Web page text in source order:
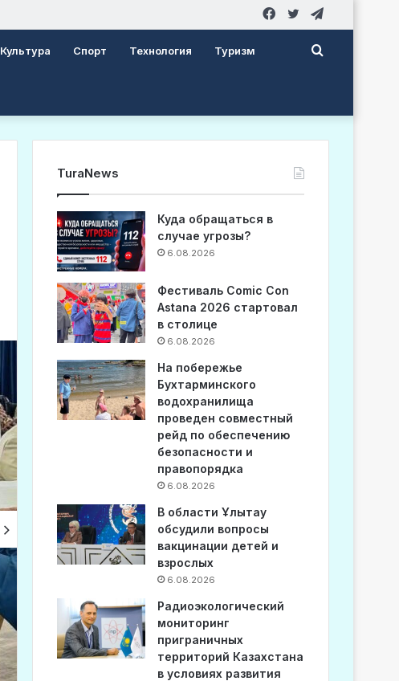
Twitter
Facebook
Культура Спорт Технология Туризм Search
TuraNews
Куда обращаться в
случае угрозы?
6.08.2026
Фестиваль Comic Con
Astana 2026 стартовал
в столице
6.08.2026
На побережье
Бухтарминского
водохранилища
проведен совместный
рейд по обеспечению
безопасности и
правопорядка
6.08.2026
В области Ұлытау
обсудили вопросы
вакцинации детей и
взрослых
6.08.2026
Радиоэкологический
мониторинг
приграничных
территорий Казахстана
в условиях развития